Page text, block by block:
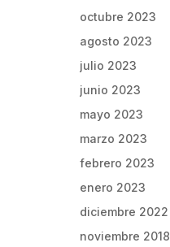
octubre 2023
agosto 2023
julio 2023
junio 2023
mayo 2023
marzo 2023
febrero 2023
enero 2023
diciembre 2022
noviembre 2018